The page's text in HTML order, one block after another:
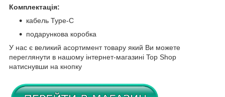
Комплектація:
кабель Type-C
подарункова коробка
У нас є великий асортимент товару який Ви можете
переглянути в нашому інтернет-магазині Top Shop
натиснувши на кнопку